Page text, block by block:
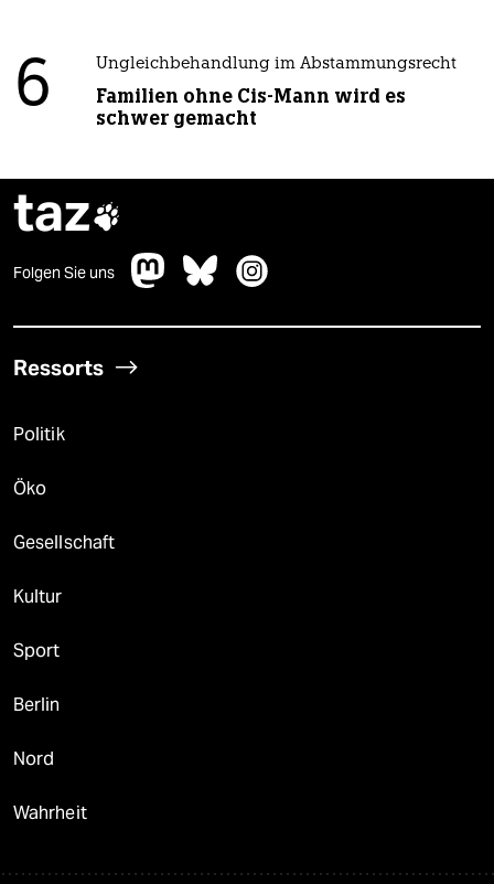
6 Ungleichbehandlung im Abstammungsrecht
Familien ohne Cis-Mann wird es
schwer gemacht
taz
Folgen Sie uns
Ressorts
Politik
Öko
Gesellschaft
Kultur
Sport
Berlin
Nord
Wahrheit